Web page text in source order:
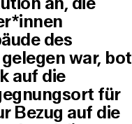
des
war, bot
auf die
für
Bezug auf die